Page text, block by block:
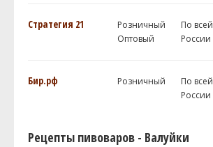
Стратегия 21
Розничный
Оптовый
По всей
России
Бир.рф Розничный
По всей
России
Рецепты пивоваров - Валуйки